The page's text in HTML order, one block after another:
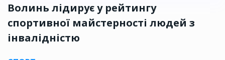
Волинь лідирує у рейтингу
спортивної майстерності людей з
інвалідністю